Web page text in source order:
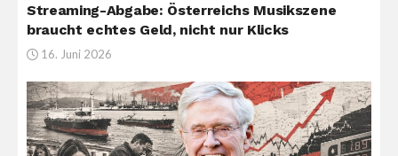
Streaming-Abgabe: Österreichs Musikszene
braucht echtes Geld, nicht nur Klicks
16. Juni 2026